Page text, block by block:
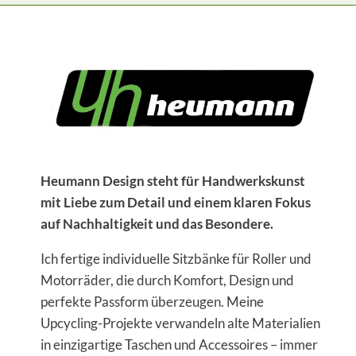
Heumann Design steht für Handwerkskunst
mit Liebe zum Detail und einem klaren Fokus
auf Nachhaltigkeit und das Besondere.
Ich fertige individuelle Sitzbänke für Roller und
Motorräder, die durch Komfort, Design und
perfekte Passform überzeugen. Meine
Upcycling-Projekte verwandeln alte Materialien
in einzigartige Taschen und Accessoires – immer